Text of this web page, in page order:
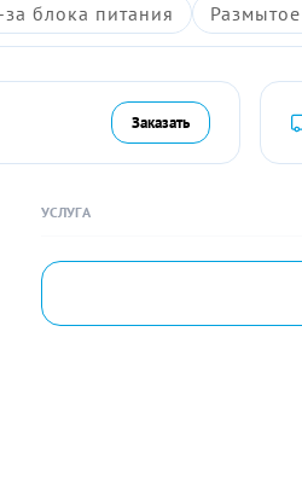
блока питания
Заказать
УСЛУГА